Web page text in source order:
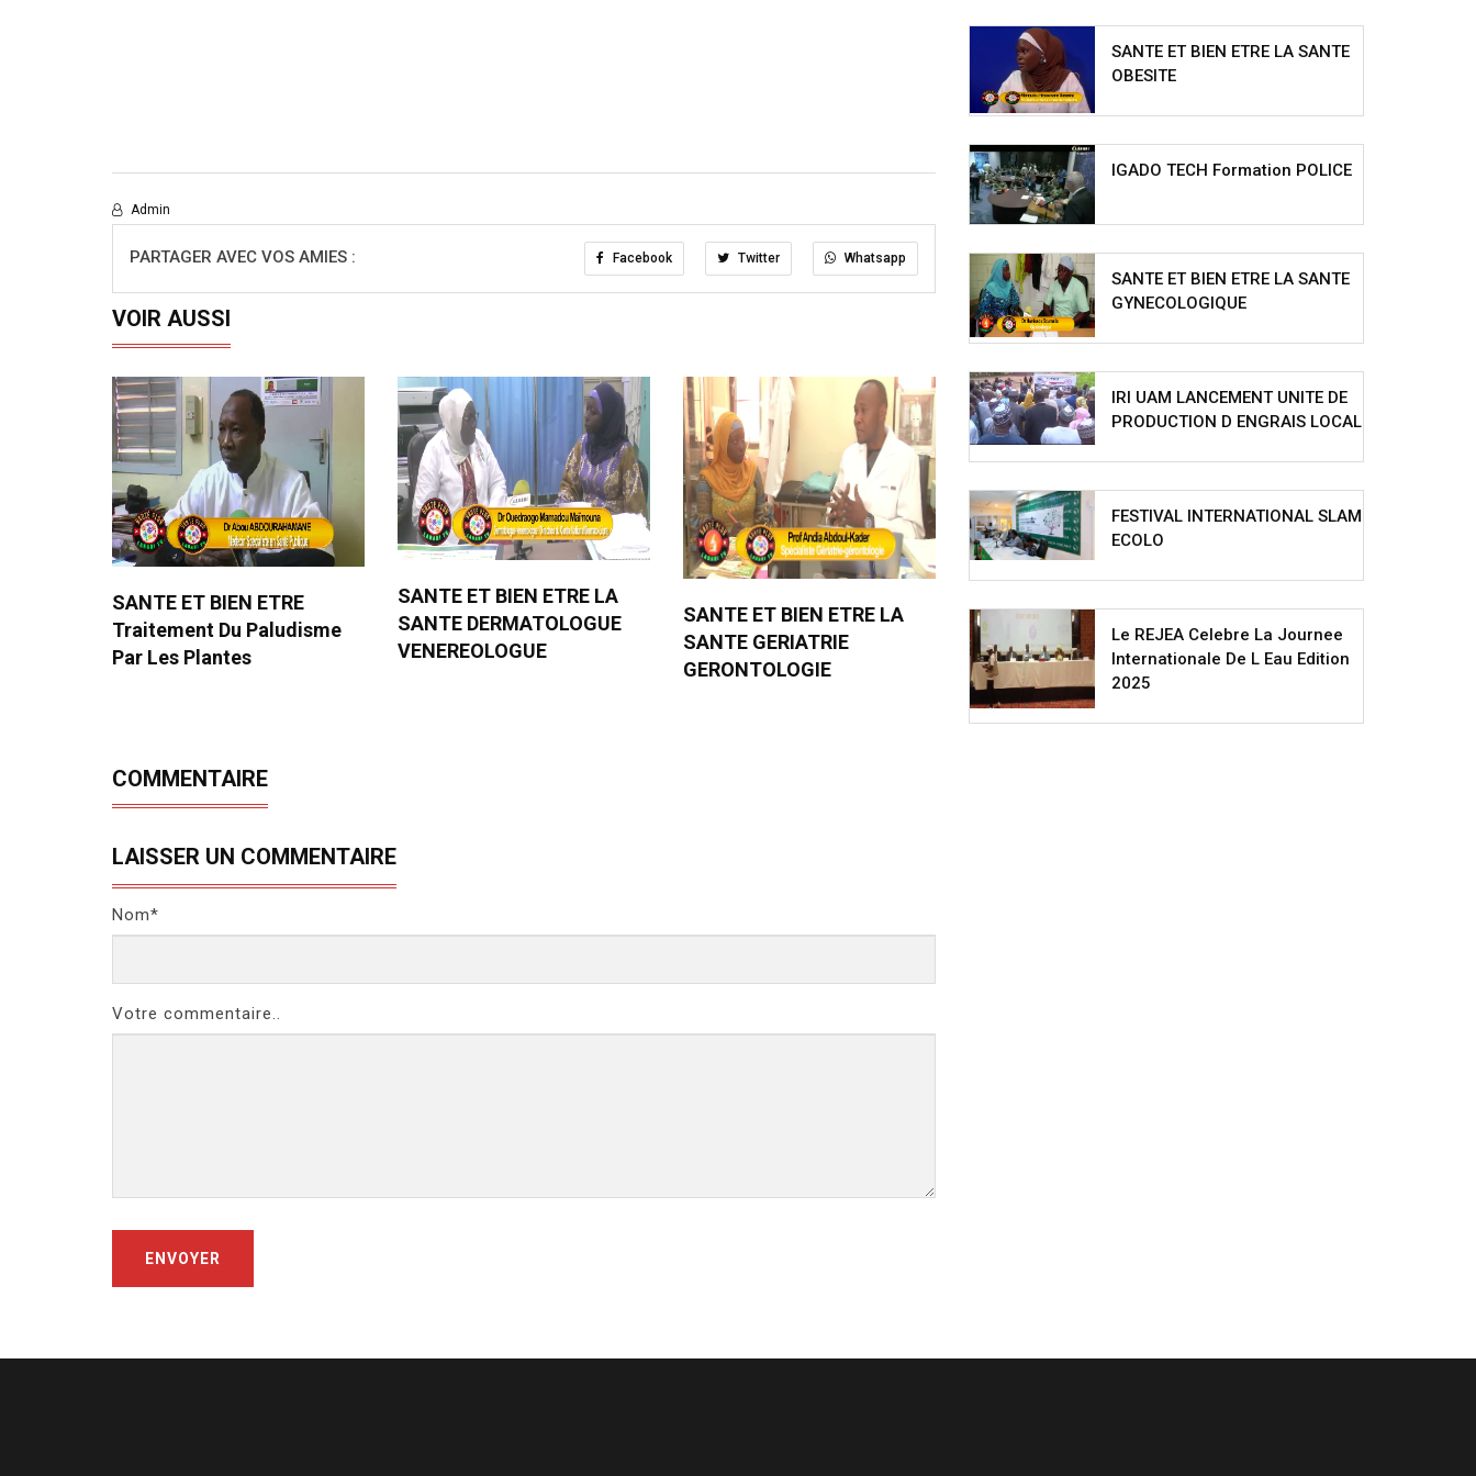
Admin
PARTAGER AVEC VOS AMIES : Facebook Twitter Whatsapp
VOIR AUSSI
SANTE ET BIEN ETRE
Traitement Du Paludisme
Par Les Plantes
SANTE ET BIEN ETRE LA
SANTE DERMATOLOGUE
VENEREOLOGUE
SANTE ET BIEN ETRE LA
SANTE GERIATRIE
GERONTOLOGIE
COMMENTAIRE
LAISSER UN COMMENTAIRE
Nom*
Votre commentaire..
ENVOYER
SANTE ET BIEN ETRE LA SANTE
OBESITE
IGADO TECH Formation POLICE
SANTE ET BIEN ETRE LA SANTE
GYNECOLOGIQUE
IRI UAM LANCEMENT UNITE DE
PRODUCTION D ENGRAIS LOCAL
FESTIVAL INTERNATIONAL SLAM
ECOLO
Le REJEA Celebre La Journee
Internationale De L Eau Edition
2025